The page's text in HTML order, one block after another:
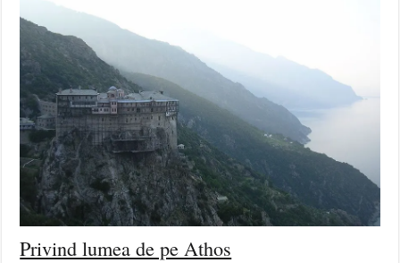
Privind lumea de pe Athos